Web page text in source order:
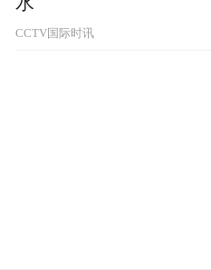
CCTV国际时讯